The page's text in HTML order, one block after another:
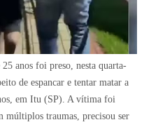
anos foi preso, nesta quarta-
de espancar e tentar matar a
em Itu (SP). A vítima foi
múltiplos traumas, precisou ser